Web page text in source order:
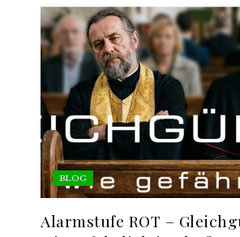
BLOG
Alarmstufe ROT –